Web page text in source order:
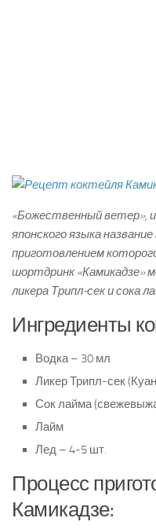
«Божественный ветер»,
японского языка
приготовлением
шортдринк «Камикадзе»
ликера Трипл-сек и сока
Ингредиенты
Водка – 30 мл
Ликер Трипл-сек
Сок лайма
Лайм
Лед – 4-5 шт.
Процесс
Камикадзе: